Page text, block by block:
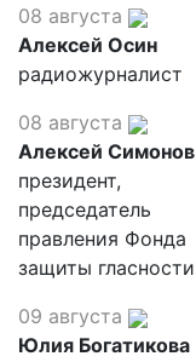
08 августа
Алексей Осин
радиожурналист
08 августа
Алексей Симонов
президент,
председатель
правления Фонда
защиты гласности
09 августа
Юлия Богатикова